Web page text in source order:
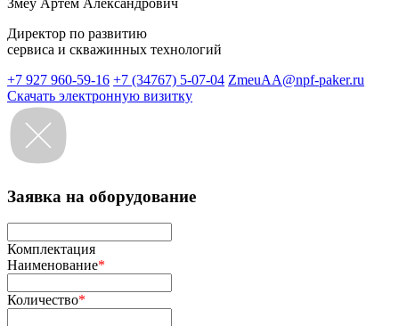
Змеу Артем Александрович
Директор по развитию
сервиса и скважинных технологий
+7 927 960-59-16 +7 (34767) 5-07-04 ZmeuAA@npf-paker.ru
Скачать электронную визитку
Заявка на оборудование
Комплектация
Наименование*
Количество*